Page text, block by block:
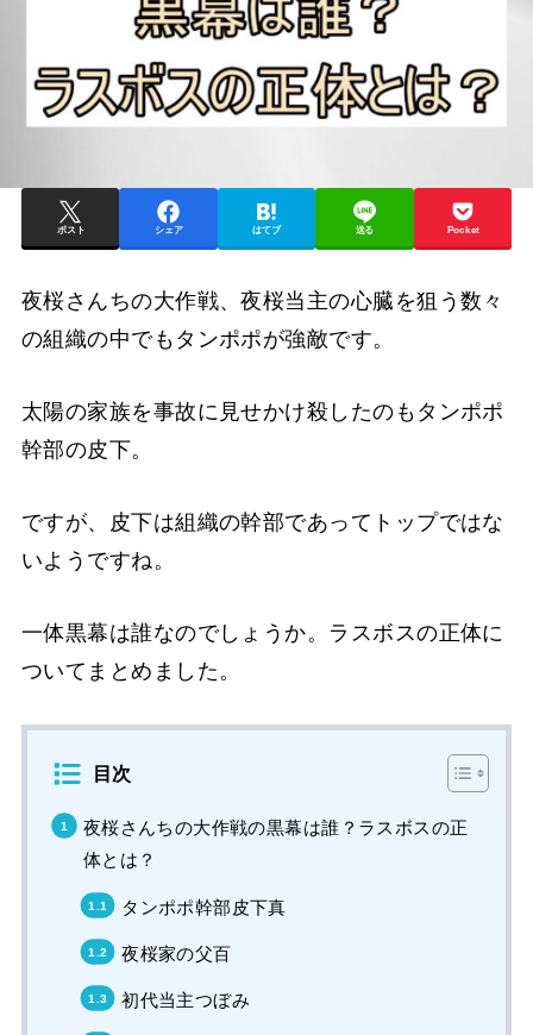
ポスト シェア はてブ 送る Pocket
夜桜さんちの大作戦、夜桜当主の心臓を狙う数々
の組織の中でもタンポポが強敵です。
太陽の家族を事故に見せかけ殺したのもタンポポ
幹部の皮下。
ですが、皮下は組織の幹部であってトップではな
いようですね。
一体黒幕は誰なのでしょうか。ラスボスの正体に
ついてまとめました。
目次
夜桜さんちの大作戦の黒幕は誰？ラスボスの正
体とは？
タンポポ幹部皮下真
夜桜家の父百
初代当主つぼみ